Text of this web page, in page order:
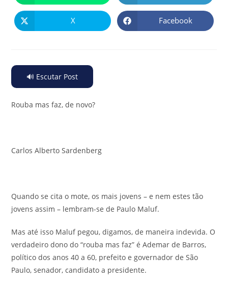
X Facebook
🔊 Escutar Post
Rouba mas faz, de novo?
Carlos Alberto Sardenberg
Quando se cita o mote, os mais jovens – e nem estes tão
jovens assim – lembram-se de Paulo Maluf.
Mas até isso Maluf pegou, digamos, de maneira indevida. O
verdadeiro dono do “rouba mas faz” é Ademar de Barros,
político dos anos 40 a 60, prefeito e governador de São
Paulo, senador, candidato a presidente.